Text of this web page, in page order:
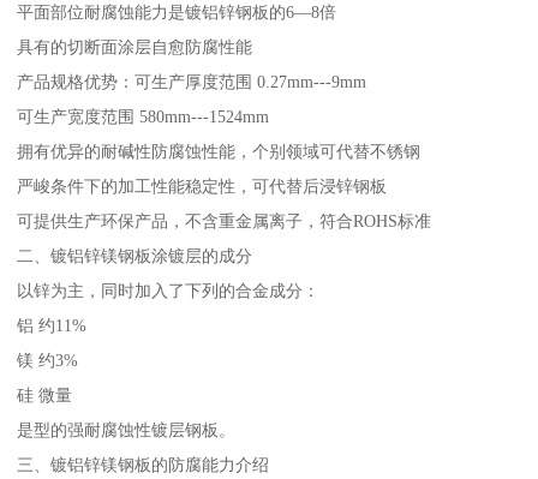
平面部位耐腐蚀能力是镀铝锌钢板的6—8倍
具有的切断面涂层自愈防腐性能
产品规格优势：可生产厚度范围 0.27mm---9mm
可生产宽度范围 580mm---1524mm
拥有优异的耐碱性防腐蚀性能，个别领域可代替不锈钢
严峻条件下的加工性能稳定性，可代替后浸锌钢板
可提供生产环保产品，不含重金属离子，符合ROHS标准
二、镀铝锌镁钢板涂镀层的成分
以锌为主，同时加入了下列的合金成分：
铝 约11%
镁 约3%
硅 微量
是型的强耐腐蚀性镀层钢板。
三、镀铝锌镁钢板的防腐能力介绍